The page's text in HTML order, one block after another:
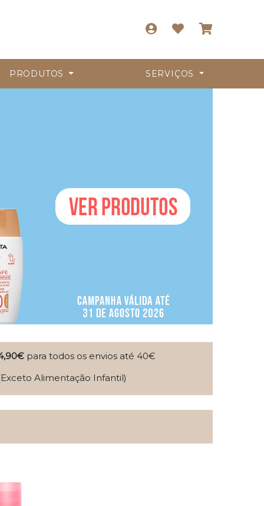
PRODUTOS SERVIÇOS
para todos os envios até 40€
Alimentação Infantil)